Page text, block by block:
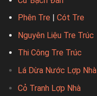
Phên Tre | Cót Tre
Nguyên Liệu Tre Trúc
Thi Công Tre Trúc
Lá Dừa Nước Lợp Nhà
Cỏ Tranh Lợp Nhà